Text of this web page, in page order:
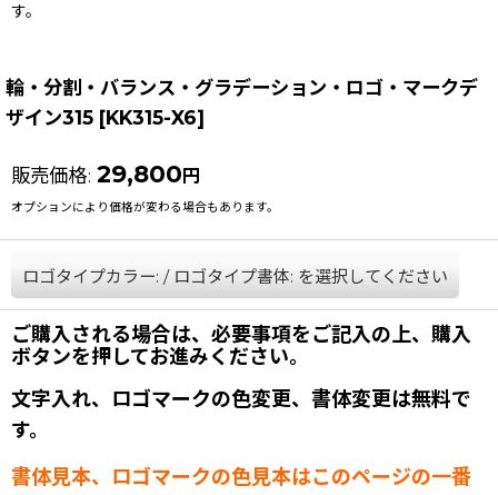
す。
輪・分割・バランス・グラデーション・ロゴ・マークデ
ザイン315 [KK315-X6]
販売価格: 29,800 円
オプションにより価格が変わる場合もあります。
ロゴタイプカラー: / ロゴタイプ書体: を選択してください
ご購入される場合は、必要事項をご記入の上、購入
ボタンを押してお進みください。
文字入れ、ロゴマークの色変更、書体変更は無料で
す。
書体見本、ロゴマークの色見本はこのページの一番